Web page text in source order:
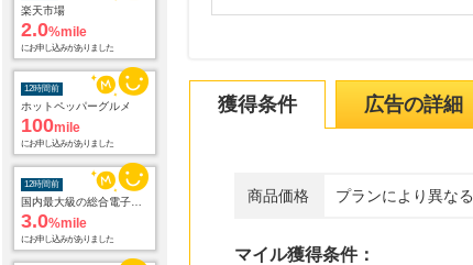
楽天市場
2.0%mile
にお申し込みがありました
12時間前
ホットペッパーグルメ
100mile
にお申し込みがありました
12時間前
3.0%mile
にお申し込みがありました
獲得条件 広告の詳細
商品価格 プランにより異なる
マイル獲得条件：